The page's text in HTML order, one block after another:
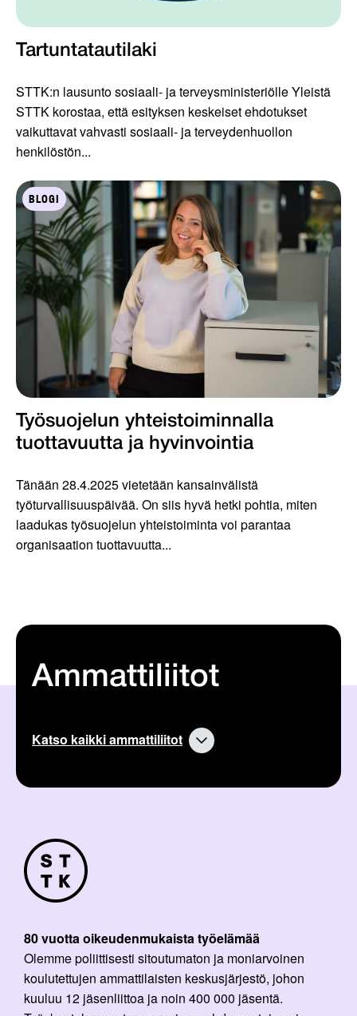
Tartuntatautilaki
STTK:n lausunto sosiaali- ja terveysministeriölle Yleistä
STTK korostaa, että esityksen keskeiset ehdotukset
vaikuttavat vahvasti sosiaali- ja terveydenhuollon
henkilöstön...
BLOGI
Työsuojelun yhteistoiminnalla
tuottavuutta ja hyvinvointia
Tänään 28.4.2025 vietetään kansainvälistä
työturvallisuuspäivää. On siis hyvä hetki pohtia, miten
laadukas työsuojelun yhteistoiminta voi parantaa
organisaation tuottavuutta...
Ammattiliitot
Katso kaikki ammattiliitot
80 vuotta oikeudenmukaista työelämää
Olemme poliittisesti sitoutumaton ja moniarvoinen
koulutettujen ammattilaisten keskusjärjestö, johon
kuuluu 12 jäsenliittoa ja noin 400 000 jäsentä.